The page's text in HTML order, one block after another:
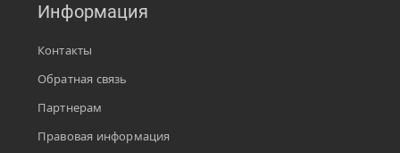
Информация
Контакты
Обратная связь
Партнерам
Правовая информация